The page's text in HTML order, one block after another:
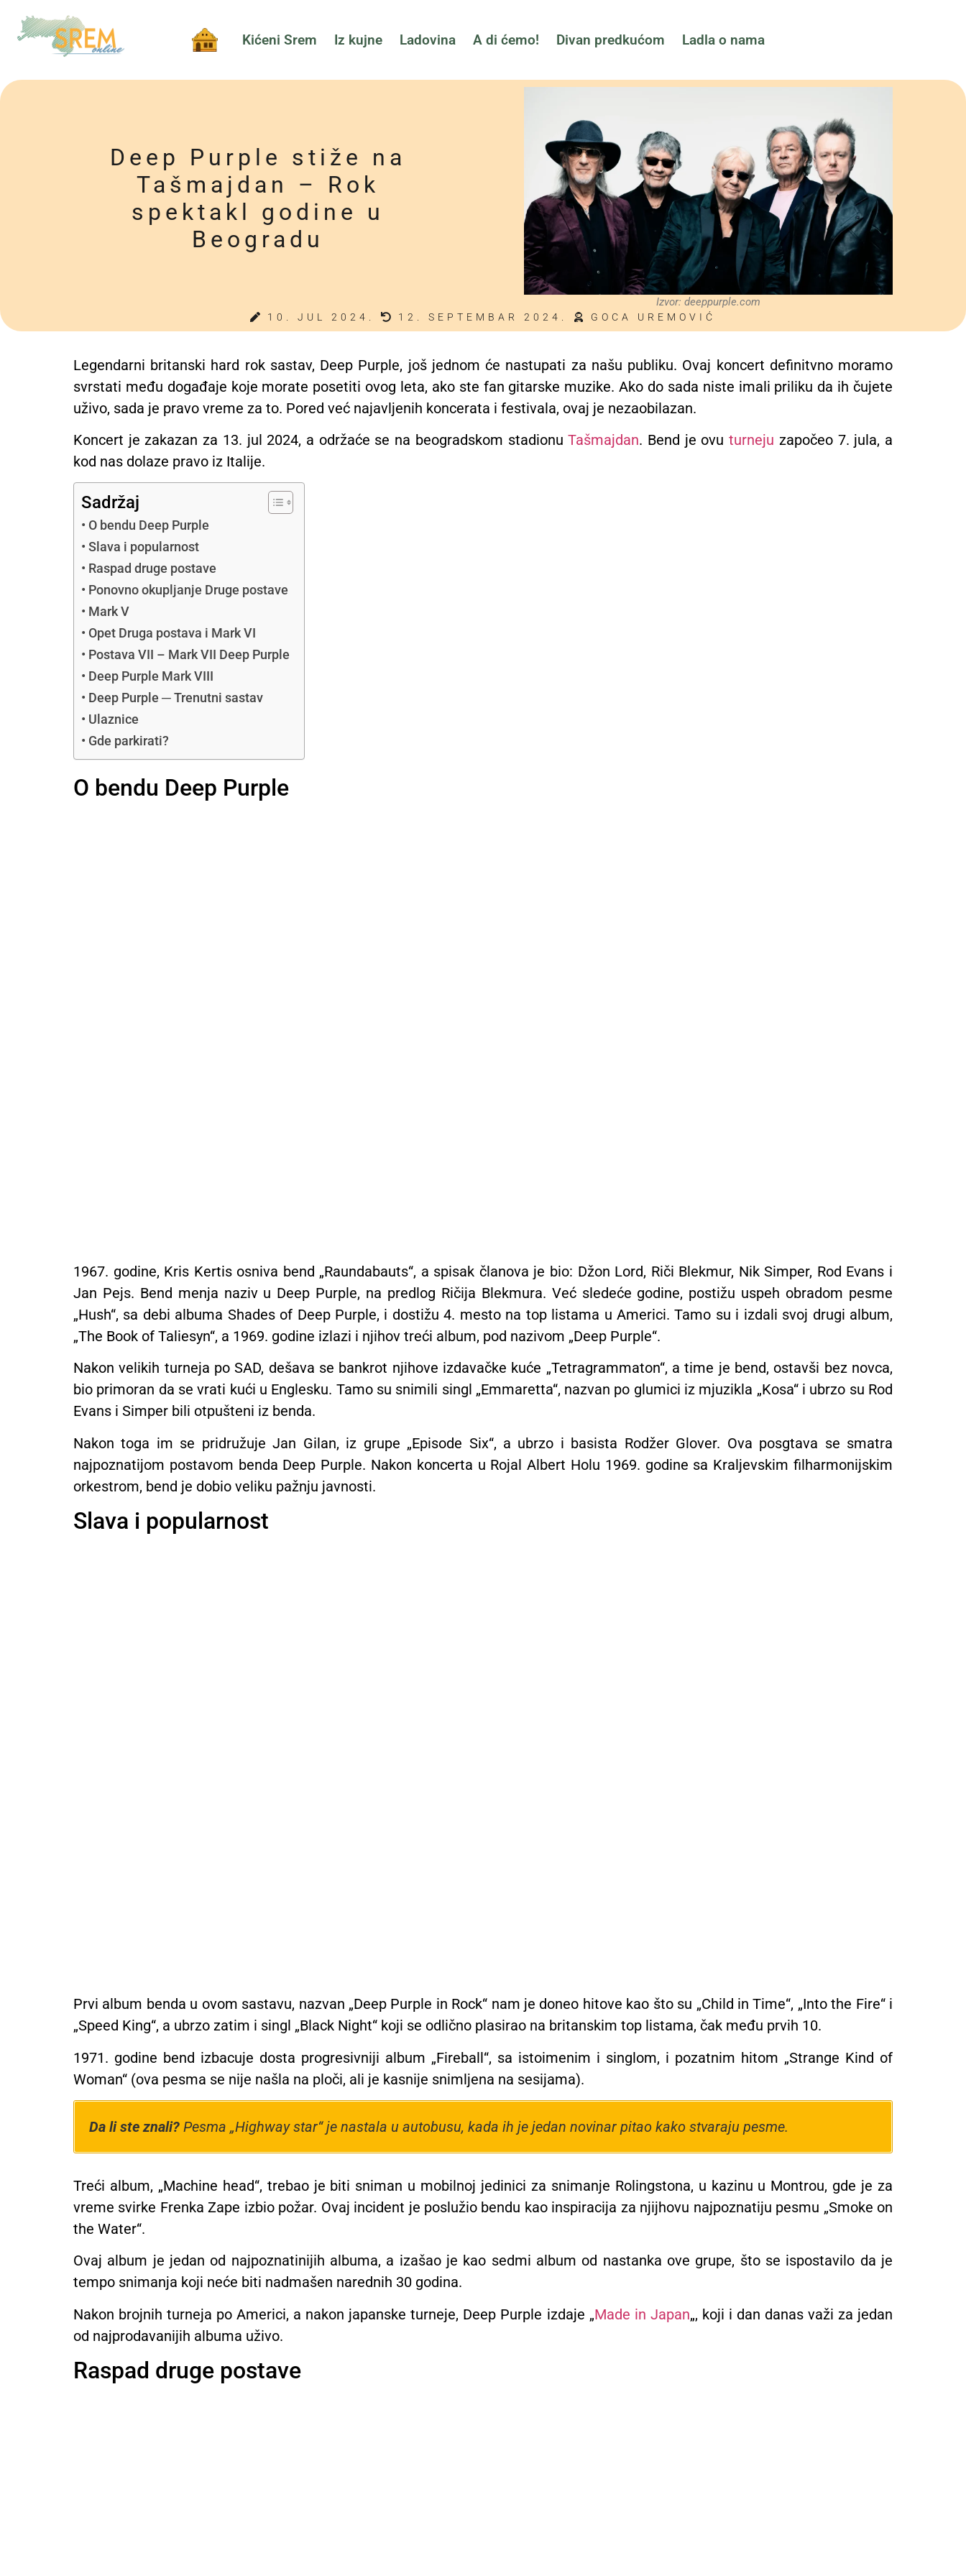
Kićeni Srem Iz kujne Ladovina A di ćemo! Divan predkućom Ladla o nama
Izvor: deeppurple.com
Deep Purple stiže na
Tašmajdan – Rok
spektakl godine u
Beogradu
10. JUL 2024. 12. SEPTEMBAR 2024. GOCA UREMOVIĆ
Legendarni britanski hard rok sastav, Deep Purple, još jednom će nastupati za našu publiku. Ovaj koncert definitvno moramo
svrstati među događaje koje morate posetiti ovog leta, ako ste fan gitarske muzike. Ako do sada niste imali priliku da ih čujete
uživo, sada je pravo vreme za to. Pored već najavljenih koncerata i festivala, ovaj je nezaobilazan.
Koncert je zakazan za 13. jul 2024, a održaće se na beogradskom stadionuTašmajdan. Bend je ovuturneju započeo 7. jula, a
kod nas dolaze pravo iz Italije.
Sadržaj
O bendu Deep Purple
Slava i popularnost
Raspad druge postave
Ponovno okupljanje Druge postave
Mark V
Opet Druga postava i Mark VI
Postava VII – Mark VII Deep Purple
Deep Purple Mark VIII
Deep Purple ─ Trenutni sastav
Ulaznice
Gde parkirati?
O bendu Deep Purple
1967. godine, Kris Kertis osniva bend „Raundabauts“, a spisak članova je bio: Džon Lord, Riči Blekmur, Nik Simper, Rod Evans i
Jan Pejs. Bend menja naziv u Deep Purple, na predlog Ričija Blekmura. Već sledeće godine, postižu uspeh obradom pesme
„Hush“, sa debi albuma Shades of Deep Purple, i dostižu 4. mesto na top listama u Americi. Tamo su i izdali svoj drugi album,
„The Book of Taliesyn“, a 1969. godine izlazi i njihov treći album, pod nazivom „Deep Purple“.
Nakon velikih turneja po SAD, dešava se bankrot njihove izdavačke kuće „Tetragrammaton“, a time je bend, ostavši bez novca,
bio primoran da se vrati kući u Englesku. Tamo su snimili singl „Emmaretta“, nazvan po glumici iz mjuzikla „Kosa“ i ubrzo su Rod
Evans i Simper bili otpušteni iz benda.
Nakon toga im se pridružuje Jan Gilan, iz grupe „Episode Six“, a ubrzo i basista Rodžer Glover. Ova posgtava se smatra
najpoznatijom postavom benda Deep Purple. Nakon koncerta u Rojal Albert Holu 1969. godine sa Kraljevskim filharmonijskim
orkestrom, bend je dobio veliku pažnju javnosti.
Slava i popularnost
Prvi album benda u ovom sastavu, nazvan „Deep Purple in Rock“ nam je doneo hitove kao što su „Child in Time“, „Into the Fire“ i
„Speed King“, a ubrzo zatim i singl „Black Night“ koji se odlično plasirao na britanskim top listama, čak među prvih 10.
1971. godine bend izbacuje dosta progresivniji album „Fireball“, sa istoimenim i singlom, i pozatnim hitom „Strange Kind of
Woman“ (ova pesma se nije našla na ploči, ali je kasnije snimljena na sesijama).
Da li ste znali? Pesma „Highway star“ je nastala u autobusu, kada ih je jedan novinar pitao kako stvaraju pesme.
Treći album, „Machine head“, trebao je biti sniman u mobilnoj jedinici za snimanje Rolingstona, u kazinu u Montrou, gde je za
vreme svirke Frenka Zape izbio požar. Ovaj incident je poslužio bendu kao inspiracija za njijhovu najpoznatiju pesmu „Smoke on
the Water“.
Ovaj album je jedan od najpoznatinijih albuma, a izašao je kao sedmi album od nastanka ove grupe, što se ispostavilo da je
tempo snimanja koji neće biti nadmašen narednih 30 godina.
Nakon brojnih turneja po Americi, a nakon japanske turneje, Deep Purple izdaje „Made in Japan„, koji i dan danas važi za jedan
od najprodavanijih albuma uživo.
Raspad druge postave